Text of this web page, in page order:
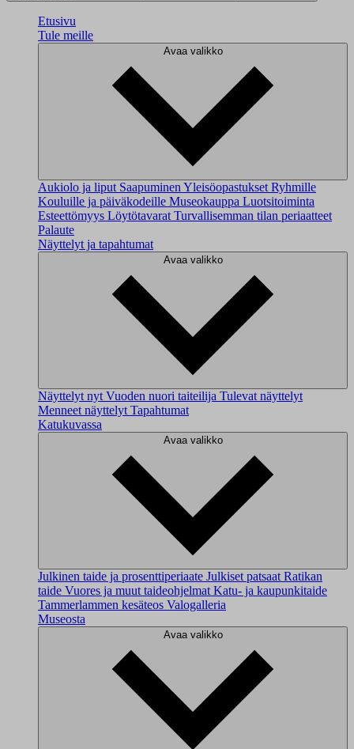
Etusivu
Tule meille
Avaa valikko
Aukiolo ja liput Saapuminen Yleisöopastukset Ryhmille
Kouluille ja päiväkodeille Museokauppa Luotsitoiminta
Esteettömyys Löytötavarat Turvallisemman tilan periaatteet
Palaute
Näyttelyt ja tapahtumat
Avaa valikko
Näyttelyt nyt Vuoden nuori taiteilija Tulevat näyttelyt
Menneet näyttelyt Tapahtumat
Katukuvassa
Avaa valikko
Julkinen taide ja prosenttiperiaate Julkiset patsaat Ratikan
taide Vuores ja muut taideohjelmat Katu- ja kaupunkitaide
Tammerlammen kesäteos Valogalleria
Museosta
Avaa valikko